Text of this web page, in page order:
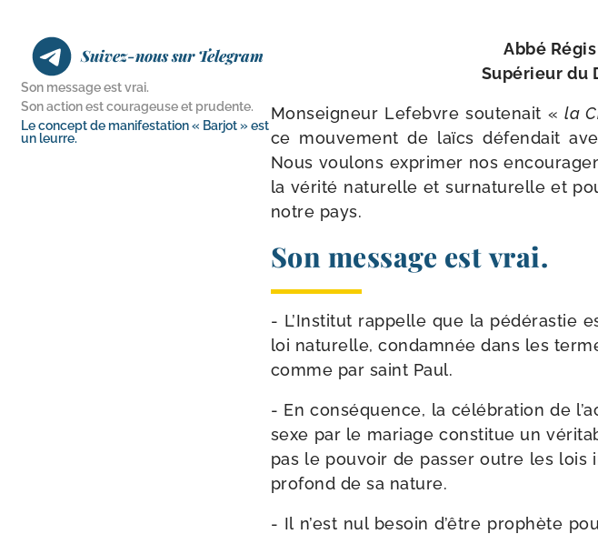
Suivez-nous sur Telegram
Son message est vrai.
Son action est courageuse et prudente.
Le concept de manifestation « Barjot » est
un leurre.
Abbé
Supérieur du
Monseigneur Lefebvre sou­te­nait «la
ce mou­ve­ment de laïcs défen­dait
Nous vou­lons expri­mer nos
la véri­té natu­relle et sur­na­tu­relle et
notre pays.
Son message est vrai.
- L’Institut rap­pelle que la pédé­ras­tie
loi natu­relle, condam­née dans les
comme par saint Paul.
- En consé­quence, la célé­bra­tion de
sexe par le mariage consti­tue un
pas le pou­voir de pas­ser outre les
pro­fond de sa nature.
- Il n’est nul besoin d’être pro­phète